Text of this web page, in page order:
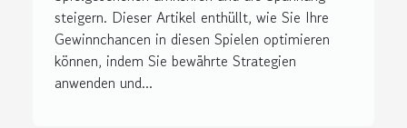
steigern. Dieser Artikel enthüllt, wie Sie Ihre
Gewinnchancen in diesen Spielen optimieren
können, indem Sie bewährte Strategien
anwenden und...